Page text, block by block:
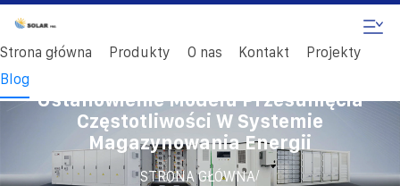
Strona główna Produkty O nas Kontakt
Projekty
Blog
Ustanowienie Modelu Przesunięcia
Częstotliwości W Systemie
Magazynowania Energii
STRONA GŁÓWNA/